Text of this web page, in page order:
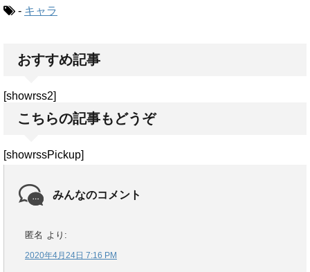
- キャラ
おすすめ記事
[showrss2]
こちらの記事もどうぞ
[showrssPickup]
みんなのコメント
匿名 より:
2020年4月24日 7:16 PM